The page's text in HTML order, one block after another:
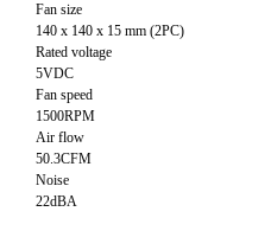
Fan size
140 x 140 x 15 mm (2PC)
Rated voltage
5VDC
Fan speed
1500RPM
Air flow
50.3CFM
Noise
22dBA